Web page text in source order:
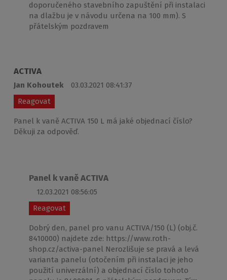
doporučeného stavebního zapuštění při instalaci
na dlažbu je v návodu určena na 100 mm). S
přátelským pozdravem
ACTIVA
Jan Kohoutek
03.03.2021 08:41:37
Reagovat
Panel k vaně ACTIVA 150 L má jaké objednací číslo?
Děkuji za odpověď.
Panel k vaně ACTIVA
12.03.2021 08:56:05
Reagovat
Dobrý den, panel pro vanu ACTIVA/150 (L) (obj.č.
8410000) najdete zde: https://www.roth-
shop.cz/activa-panel Nerozlišuje se pravá a levá
varianta panelu (otočením při instalaci je jeho
použití univerzální) a objednací číslo tohoto